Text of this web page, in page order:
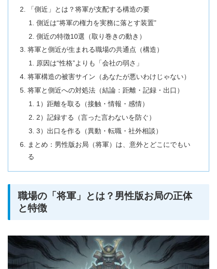
「側近」とは？将軍が支配する構造の要
側近は“将軍の権力を実務に落とす装置”
側近の特徴10選（取り巻きの動き）
将軍と側近が生まれる職場の共通点（構造）
原因は“性格”よりも「会社の弱さ」
将軍構造の被害サイン（あなたが悪いわけじゃない）
将軍と側近への対処法（結論：距離・記録・出口）
1）距離を取る（接触・情報・感情）
2）記録する（言った言わないを防ぐ）
3）出口を作る（異動・転職・社外相談）
まとめ：男性版お局（将軍）は、意外とどこにでもい
る
職場の「将軍」とは？男性版お局の正体
と特徴